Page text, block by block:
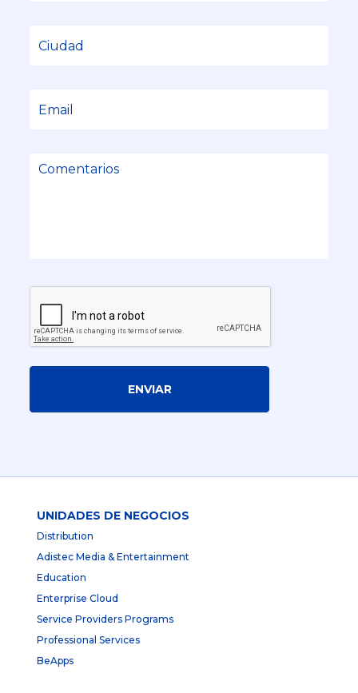
ENVIAR
UNIDADES DE NEGOCIOS
Distribution
Adistec Media & Entertainment
Education
Enterprise Cloud
Service Providers Programs
Professional Services
BeApps